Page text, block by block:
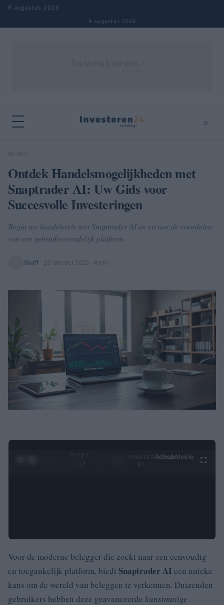
Naar inhoud springen
8 augustus 2026
8 augustus 2026
⌕
Zoeken
NEWS
Ontdek Handelsmogelijkheden met
Snaptrader AI: Uw Gids voor
Succesvolle Investeringen
Begin uw handelsreis met Snaptrader AI en ervaar de voordelen
van een gebruiksvriendelijk platform.
Staff 23 oktober 2025 · 4 min
0:29 /
4:27
Ad hubMedia
Voor de moderne belegger die zoekt naar een eenvoudig
en toegankelijk platform, biedt Snaptrader AI een unieke
kans om de wereld van beleggen te verkennen. Duizenden
gebruikers hebben deze geavanceerde kunstmatige